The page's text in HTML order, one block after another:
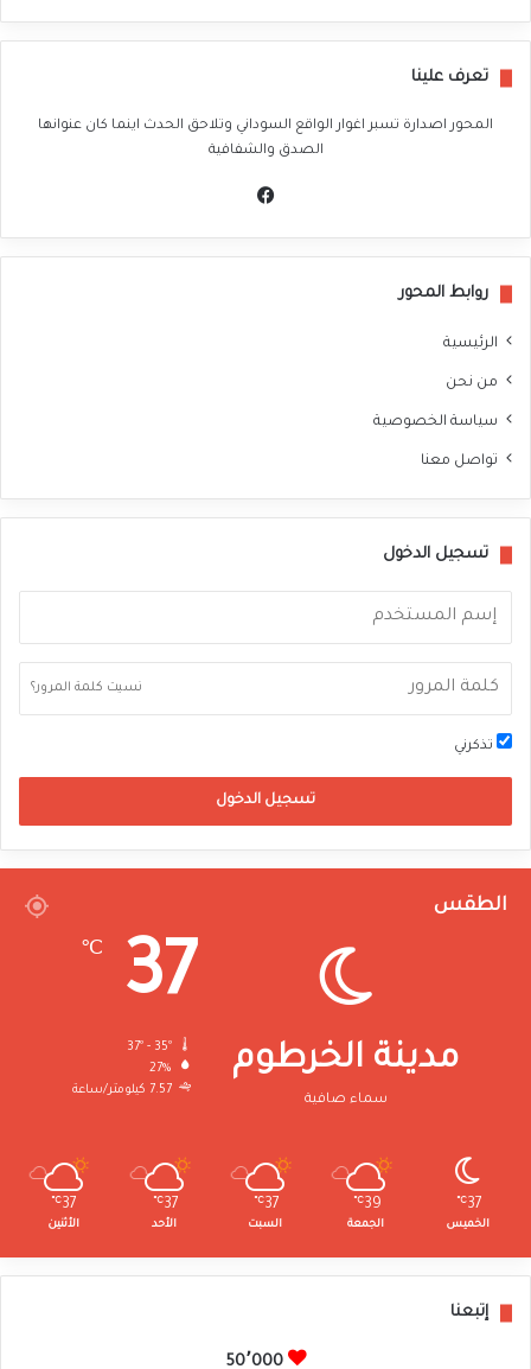
تعرف علينا
المحور اصدارة تسبر اغوار الواقع السوداني وتلاحق الحدث اينما كان عنوانها
الصدق والشفافية
روابط المحور
الرئيسية
من نحن
سياسة الخصوصية
تواصل معنا
تسجيل الدخول
نسيت كلمة المرور؟
تذكرني
تسجيل الدخول
الطقس
مدينة الخرطوم
سماء صافية
37
℃
27%
7.57 كيلومتر/ساعة
37
℃
الخميس
39
℃
الجمعة
37
℃
السبت
37
℃
الأحد
37
℃
الأثنين
إتبعنا
50٬000